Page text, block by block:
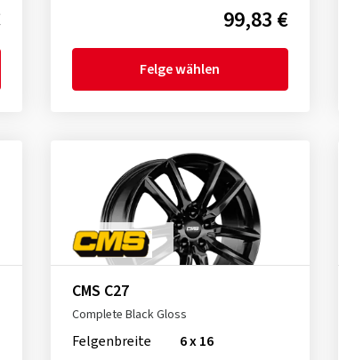
99,83 €
Felge wählen
CMS C27
Complete Black Gloss
Felgenbreite
6 x 16